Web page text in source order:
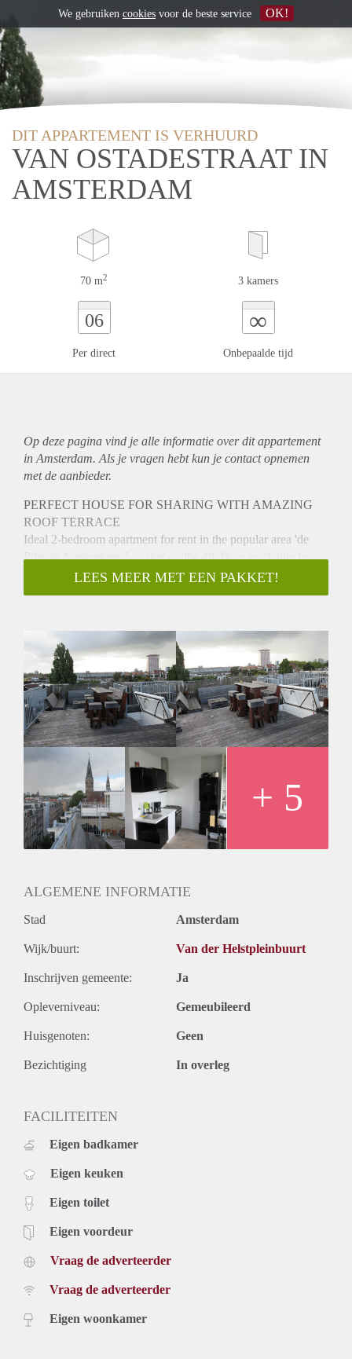
DIT APPARTEMENT IS VERHUURD
VAN OSTADESTRAAT IN
AMSTERDAM
70 m2 3 kamers
06
Per direct
∞
Onbepaalde tijd
Op deze pagina vind je alle informatie over ditappartement
in Amsterdam. Als je vragen hebt kun je contact opnemen
met de aanbieder.
PERFECT HOUSE FOR SHARING WITH AMAZING
ROOF TERRACE
Ideal 2-bedroom apartment for rent in the popular area 'de
Pijp’ in Amsterdam. Located on the 4th floor reachable by
stairs. The apartment is located close to bars, restaurants,
shops and supermarkets and easy to reach by public transport
- 2 bedrooms (sharing possible)
- 70m²
- Small kitchen with appliances
- Unfurnished
- Bathroom with bathtub, separate shower, sink and toilet
- Washing machine and dryer in unit
- Amazing roof terrace and a balcony
- Close to public transport
- Registration possible
- Double glassed windows
Rental price € 1990,- excluding utilities
Deposit equal to 2 months rent
LEES MEER MET EEN PAKKET!
+ 5
ALGEMENE INFORMATIE
Stad Amsterdam
Wijk/buurt: Van der Helstpleinbuurt
Inschrijven gemeente: Ja
Opleverniveau: Gemeubileerd
Huisgenoten: Geen
Bezichtiging In overleg
FACILITEITEN
Eigen badkamer
Eigen keuken
Eigen toilet
Eigen voordeur
Vraag de adverteerder
Vraag de adverteerder
Eigen woonkamer
We gebruiken cookies voor de beste service OK!